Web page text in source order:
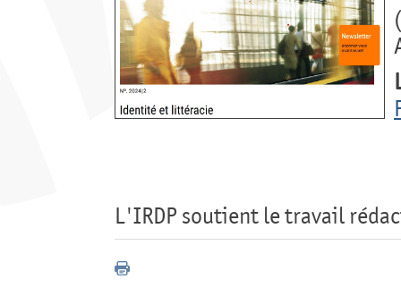
L'IRDP soutient le travail